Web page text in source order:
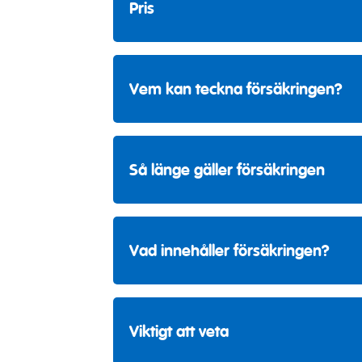
Pris
404 kr/mån varav 350 kr utgörs av
Vem kan teckna försäkringen?
kan behålla den.
Så länge gäller försäkringen
85 år. Fondförsäkringsdelen
betalas då ut. Du kan förlänga
Vad innehåller försäkringen?
Det sammanlagda beloppet som
Viktigt att veta